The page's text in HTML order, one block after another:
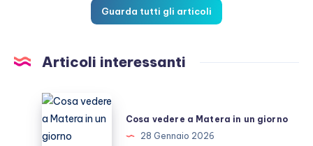
Guarda tutti gli articoli
Articoli interessanti
Cosa
vedere
a
Cosa vedere a Matera in un giorno
28 Gennaio 2026